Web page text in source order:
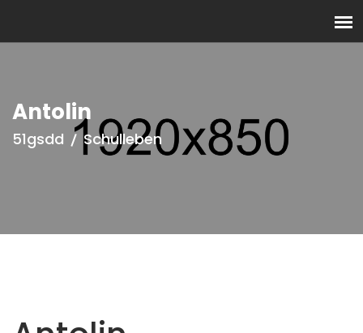
Antolin
51gsdd Schulleben